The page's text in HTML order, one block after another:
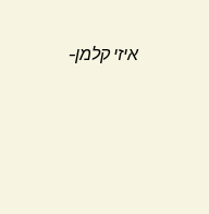
-איזי קלמן